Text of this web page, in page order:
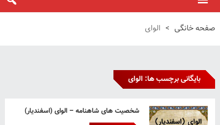
صفحه خانگی > الوای
بایگانی برچسب ها: الوای
شخصیت های شاهنامه – الوای (اسفندیار)